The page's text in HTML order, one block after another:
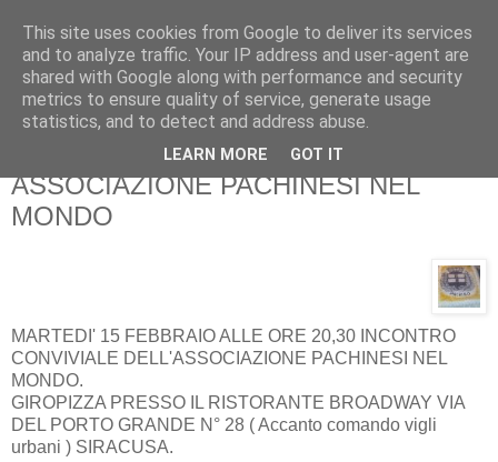
Pippo Bufardeci
La politica a Siracusa e dintorni
mercoledì 9 febbraio 2011
ASSOCIAZIONE PACHINESI NEL
MONDO
MARTEDI' 15 FEBBRAIO ALLE ORE 20,30 INCONTRO
CONVIVIALE DELL'ASSOCIAZIONE PACHINESI NEL
MONDO.
GIROPIZZA PRESSO IL RISTORANTE BROADWAY VIA
DEL PORTO GRANDE N° 28 ( Accanto comando vigli
urbani ) SIRACUSA.
This site uses cookies from Google to deliver its services
and to analyze traffic. Your IP address and user-agent are
shared with Google along with performance and security
metrics to ensure quality of service, generate usage
statistics, and to detect and address abuse.
LEARN MORE GOT IT